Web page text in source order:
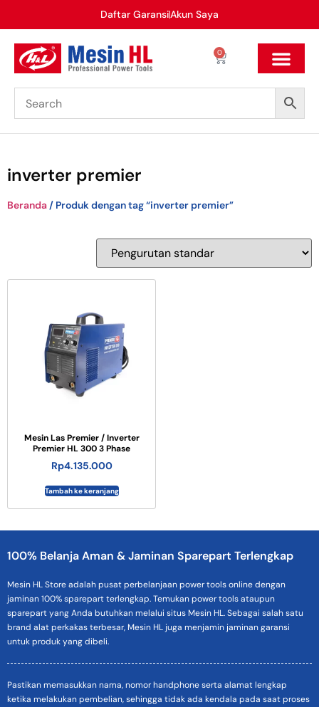
Daftar GaransiAkun Saya
0
inverter premier
Beranda / Produk dengan tag “inverter premier”
Mesin Las Premier / Inverter
Premier HL 300 3 Phase
Rp4.135.000
Tambah ke keranjang
100% Belanja Aman & Jaminan Sparepart Terlengkap
Mesin HL Store adalah pusat perbelanjaan power tools online dengan
jaminan 100% sparepart terlengkap. Temukan power tools ataupun
sparepart yang Anda butuhkan melalui situs Mesin HL. Sebagai salah satu
brand alat perkakas terbesar, Mesin HL juga menjamin jaminan garansi
untuk produk yang dibeli.
Pastikan memasukkan nama, nomor handphone serta alamat lengkap
ketika melakukan pembelian, sehingga tidak ada kendala pada saat proses